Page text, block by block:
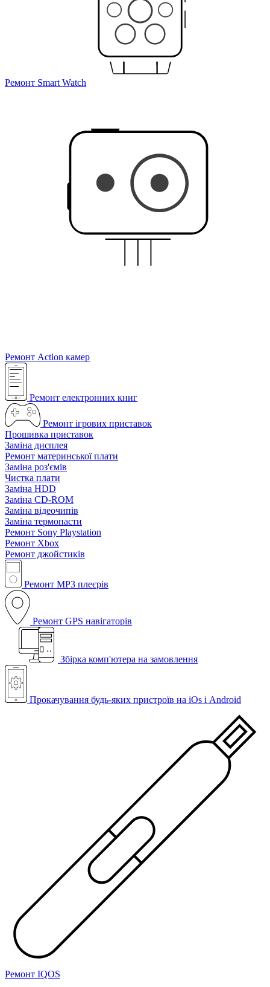
Ремонт Smart Watch
Ремонт Action камер
Ремонт електронних книг
Ремонт ігрових приставок
Прошивка приставок
Заміна дисплея
Ремонт материнської плати
Заміна роз'ємів
Чистка плати
Заміна HDD
Заміна CD-ROM
Заміна відеочипів
Заміна термопасти
Ремонт Sony Playstation
Ремонт Xbox
Ремонт джойстиків
Ремонт MP3 плеєрів
Ремонт GPS навігаторів
Збірка комп'ютера на замовлення
Прокачування будь-яких пристроїв на iOs і Android
Ремонт IQOS